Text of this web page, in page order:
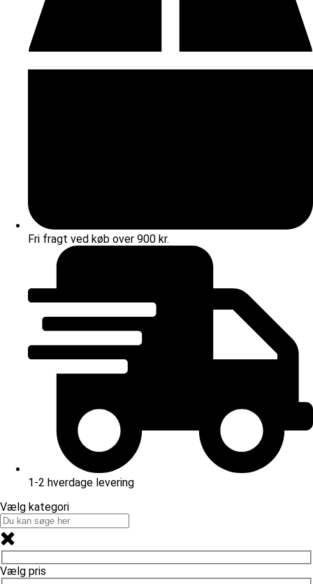
Fri fragt ved køb over 900 kr.
1-2 hverdage levering
Vælg kategori
Vælg pris